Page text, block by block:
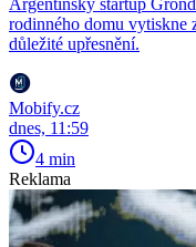
Argentinský startup
rodinného domu vytiskne
důležité upřesnění.
Mobify.cz
dnes, 11:59
4 min
Reklama